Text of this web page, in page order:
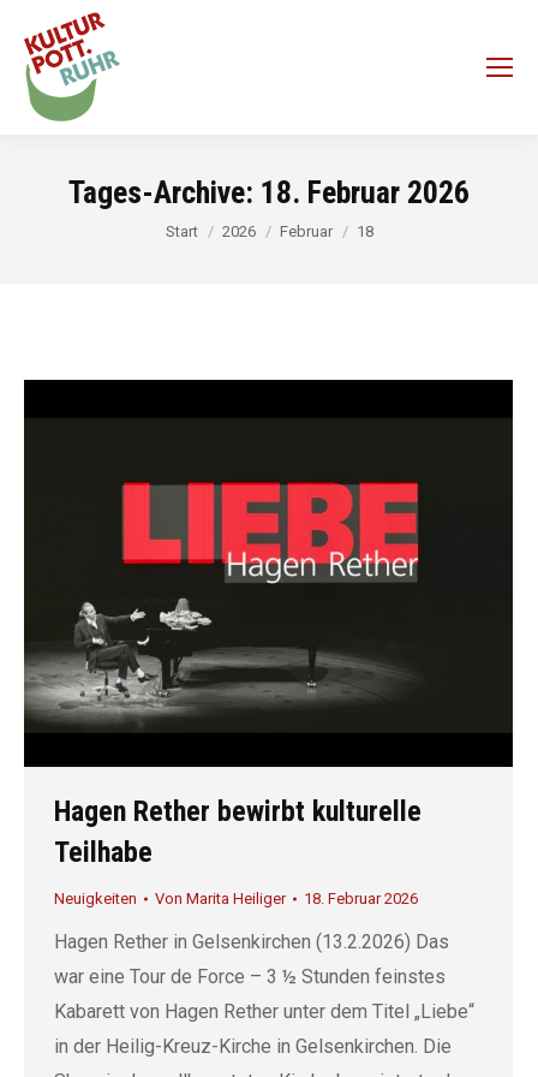
Tages-Archive: 18. Februar 2026
Sie befinden sich hier:
Start 2026 Februar 18
Hagen Rether bewirbt kulturelle
Teilhabe
Neuigkeiten Von Marita Heiliger 18. Februar 2026
Hagen Rether in Gelsenkirchen (13.2.2026) Das
war eine Tour de Force – 3 ½ Stunden feinstes
Kabarett von Hagen Rether unter dem Titel „Liebe“
in der Heilig-Kreuz-Kirche in Gelsenkirchen. Die